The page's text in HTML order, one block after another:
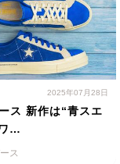
2025年07月28日
ス 新作は“青スエ
…
ス